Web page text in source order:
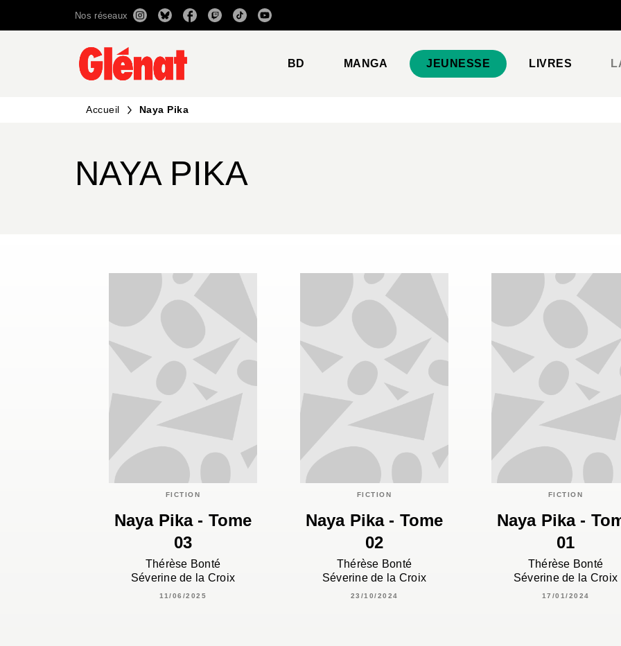
RECHERCHE CONTENU
Nos réseaux
BD MANGA JEUNESSE LIVRES
Accueil Naya Pika
NAYA PIKA
FICTION
Naya Pika - Tome
03
Thérèse Bonté
Séverine de la Croix
11/06/2025
FICTION
Naya Pika - Tome
02
Thérèse Bonté
Séverine de la Croix
23/10/2024
FICTION
Naya Pika -
01
Thérèse Bonté
Séverine de la Croix
17/01/2024